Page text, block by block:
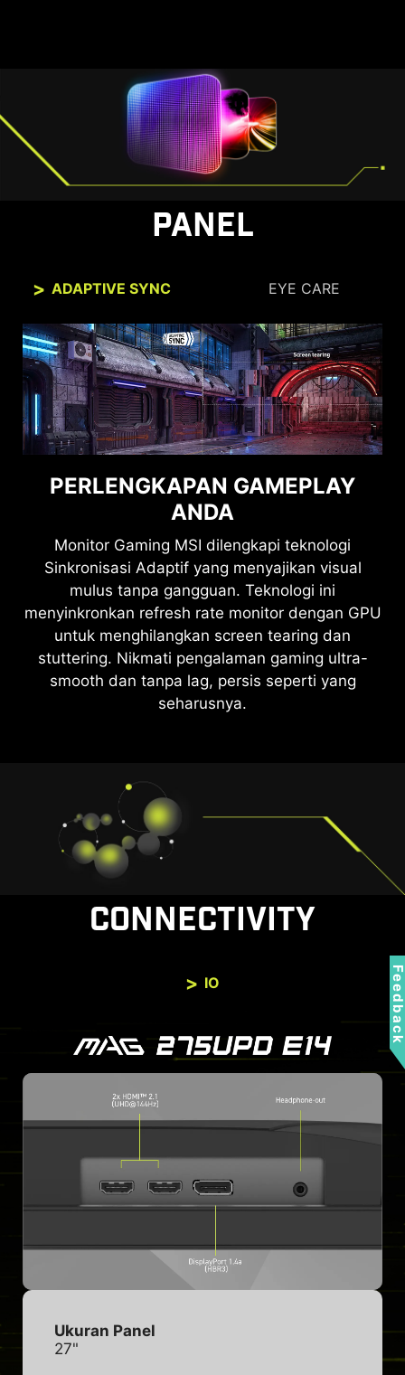
PANEL
ADAPTIVE SYNC EYE CARE
PERLENGKAPAN GAMEPLAY
ANDA
Monitor Gaming MSI dilengkapi teknologi
Sinkronisasi Adaptif yang menyajikan visual
mulus tanpa gangguan. Teknologi ini
menyinkronkan refresh rate monitor dengan GPU
untuk menghilangkan screen tearing dan
stuttering. Nikmati pengalaman gaming ultra-
smooth dan tanpa lag, persis seperti yang
seharusnya.
SEE CLEARLY, SEE
COMFORTABLY.
Teknologi Anti-Flicker dan Less Blue Light
menghadirkan pengalaman menonton yang
sangat nyaman dengan mengurangi tingkat
kedipan layar dan memancarkan cahaya biru
dalam kadar yang lebih rendah. Anda dapat
bermain game dalam waktu yang lebih lama
tanpa mengalami kelelahan mata.
CONNECTIVITY
IO
Ukuran Panel
27"